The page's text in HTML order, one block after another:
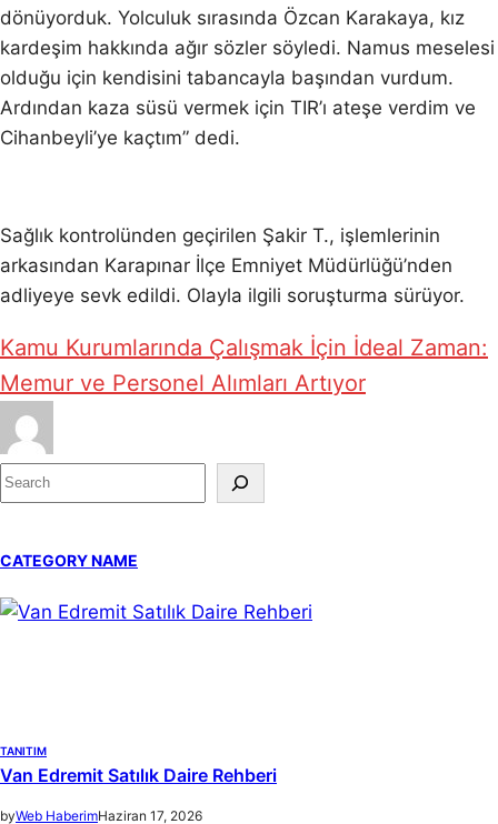
dönüyorduk. Yolculuk sırasında Özcan Karakaya, kız
kardeşim hakkında ağır sözler söyledi. Namus meselesi
olduğu için kendisini tabancayla başından vurdum.
Ardından kaza süsü vermek için TIR’ı ateşe verdim ve
Cihanbeyli’ye kaçtım” dedi.
Sağlık kontrolünden geçirilen Şakir T., işlemlerinin
arkasından Karapınar İlçe Emniyet Müdürlüğü’nden
adliyeye sevk edildi. Olayla ilgili soruşturma sürüyor.
Kamu Kurumlarında Çalışmak İçin İdeal Zaman:
Memur ve Personel Alımları Artıyor
S
e
r
c
CATEGORY NAME
TANITIM
Van Edremit Satılık Daire Rehberi
byWeb HaberimHaziran 17, 2026